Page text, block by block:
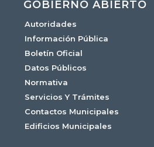
GOBIERNO ABIERTO
Autoridades
Información Pública
Boletín Oficial
Datos Públicos
Normativa
Servicios Y Trámites
Contactos Municipales
Edificios Municipales